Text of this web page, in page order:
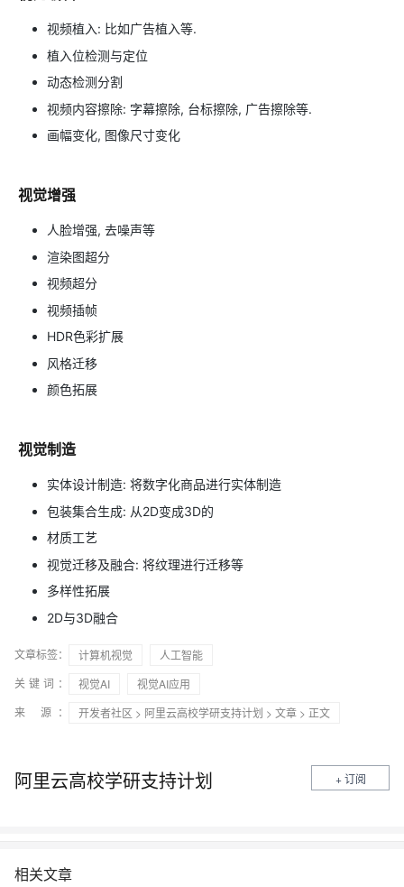
视频植入: 比如广告植入等.
植入位检测与定位
动态检测分割
视频内容擦除: 字幕擦除, 台标擦除, 广告擦除等.
画幅变化, 图像尺寸变化
视觉增强
人脸增强, 去噪声等
渲染图超分
视频超分
视频插帧
HDR色彩扩展
风格迁移
颜色拓展
视觉制造
实体设计制造: 将数字化商品进行实体制造
包装集合生成: 从2D变成3D的
材质工艺
视觉迁移及融合: 将纹理进行迁移等
多样性拓展
2D与3D融合
文章标签： 计算机视觉
人工智能
关键词：
视觉AI
视觉AI应用
来 源：
开发者社区 > 阿里云高校学研支持计划 > 文章 > 正文
阿里云高校学研支持计划 + 订阅
相关文章